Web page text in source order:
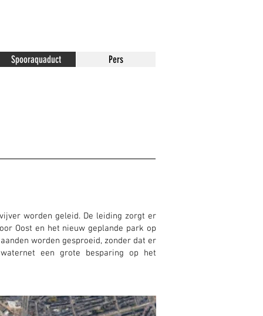
Spooraquaduct Pers
worden geleid. De leiding zorgt er
Oost en het nieuw geplande park op
worden gesproeid, zonder dat er
een grote besparing op het